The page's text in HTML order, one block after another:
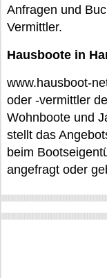
Anfragen und
Vermittler.
Hausboote in
www.hausboot-
oder -vermittler
Wohnboote und
stellt das
beim
angefragt oder